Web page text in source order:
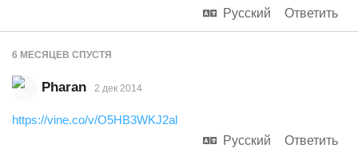
Русский
Ответить
6 МЕСЯЦЕВ СПУСТЯ
Pharan 2 дек 2014
https://vine.co/v/O5HB3WKJ2al
Русский
Ответить